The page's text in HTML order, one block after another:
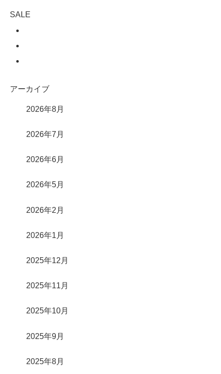
SALE
アーカイブ
2026年8月
2026年7月
2026年6月
2026年5月
2026年2月
2026年1月
2025年12月
2025年11月
2025年10月
2025年9月
2025年8月